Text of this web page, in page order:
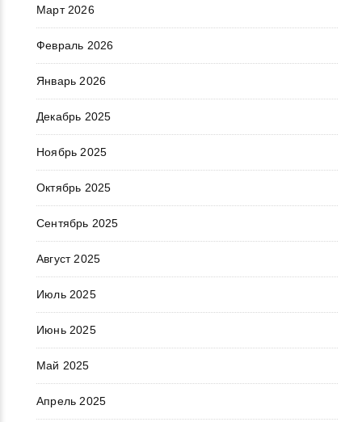
Март 2026
Февраль 2026
Январь 2026
Декабрь 2025
Ноябрь 2025
Октябрь 2025
Сентябрь 2025
Август 2025
Июль 2025
Июнь 2025
Май 2025
Апрель 2025